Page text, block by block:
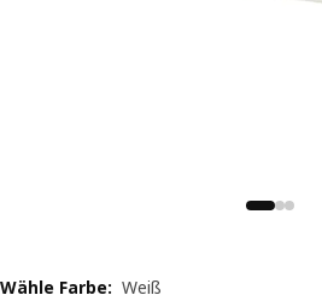
Wähle Farbe: Weiß